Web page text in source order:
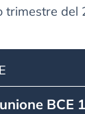
trimestre del
BCE